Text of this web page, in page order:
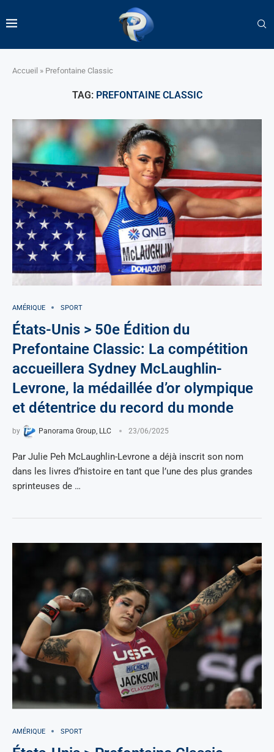
Accueil » Prefontaine Classic
TAG: PREFONTAINE CLASSIC
AMÉRIQUE SPORT
États-Unis > 50e Édition du
Prefontaine Classic: La compétition
accueillera Sydney McLaughlin-
Levrone, la médaillée d’or olympique
et détentrice du record du monde
by Panorama Group, LLC 23/06/2025
Par Julie Peh McLaughlin-Levrone a déjà inscrit son nom
dans les livres d’histoire en tant que l’une des plus grandes
sprinteuses de …
AMÉRIQUE SPORT